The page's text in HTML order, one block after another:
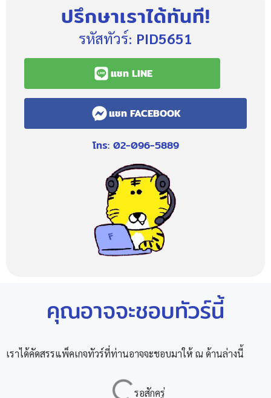
ปรึกษาเราได้ทันที!
รหัสทัวร์: PID5651
แชท LINE
แชท FACEBOOK
โทร: 02-096-5889
คุณอาจจะชอบทัวร์นี้
เราได้คัดสรรแพ็คเกจทัวร์ที่ท่านอาจจะชอบมาให้ ณ ด้านล่างนี้